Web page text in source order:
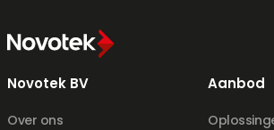
Novotek BV
Over ons
Aanbod